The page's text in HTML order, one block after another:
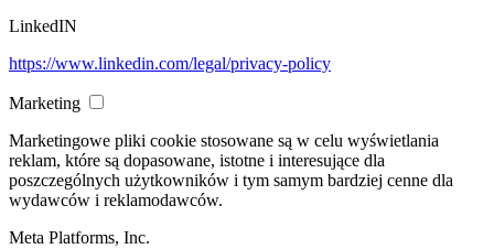
LinkedIN
https://www.linkedin.com/legal/privacy-policy
Marketing
Marketingowe pliki cookie stosowane są w celu wyświetlania
reklam, które są dopasowane, istotne i interesujące dla
poszczególnych użytkowników i tym samym bardziej cenne dla
wydawców i reklamodawców.
Meta Platforms, Inc.